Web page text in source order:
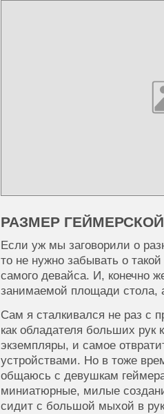
РАЗМЕР
Если уж мы заговорили о
то не нужно забывать о
самого девайса. И, конечно
занимаемой площади стола,
Сам я сталкивался не раз с
как обладателя больших рук
экземпляры, и самое
устройствами. Но в тоже
общаюсь с девушкам
миниатюрные, милые
сидит с большой мыхой в